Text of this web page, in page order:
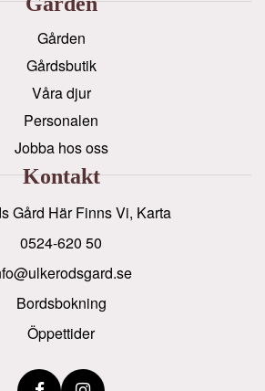
Gården
Gårdsbutik
Våra djur
Personalen
Jobba hos oss
Kontakt
Gård Här Finns Vi, Karta
0524-620 50
Bordsbokning
Öppettider